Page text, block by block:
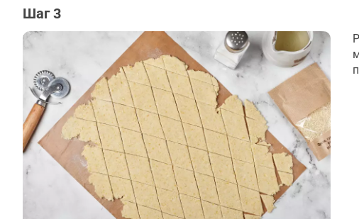
Шаг 3